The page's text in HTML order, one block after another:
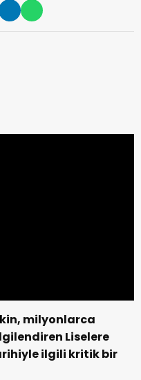
milyonlarca
Liselere
ilgili kritik bir